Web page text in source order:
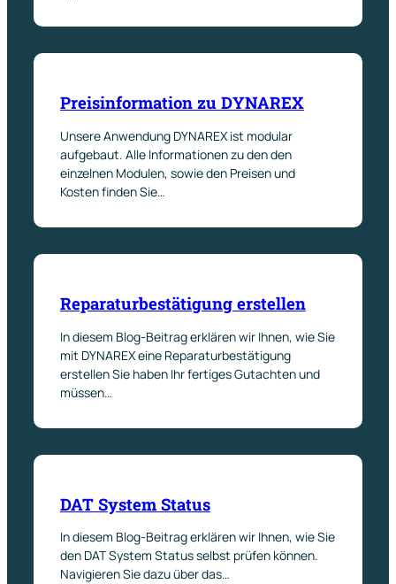
Preisinformation zu DYNAREX
Unsere Anwendung DYNAREX ist modular
aufgebaut. Alle Informationen zu den den
einzelnen Modulen, sowie den Preisen und
Kosten finden Sie…
Reparaturbestätigung erstellen
In diesem Blog-Beitrag erklären wir Ihnen, wie Sie
mit DYNAREX eine Reparaturbestätigung
erstellen Sie haben Ihr fertiges Gutachten und
müssen…
DAT System Status
In diesem Blog-Beitrag erklären wir Ihnen, wie Sie
den DAT System Status selbst prüfen können.
Navigieren Sie dazu über das…